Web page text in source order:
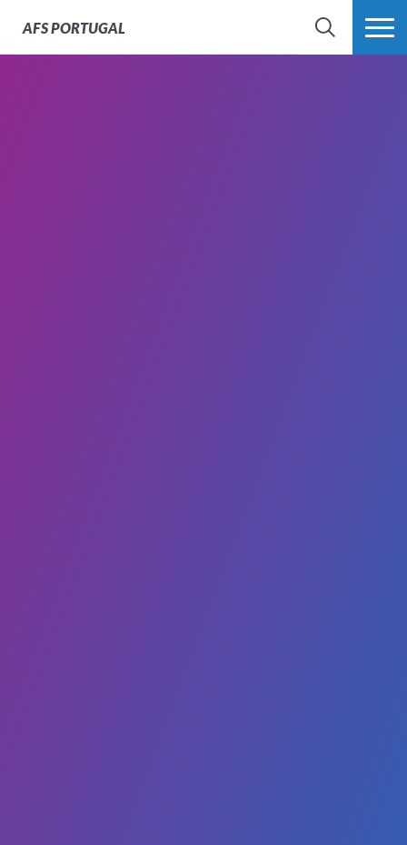
AFSPORTUGAL
SEARCH VER MAIS